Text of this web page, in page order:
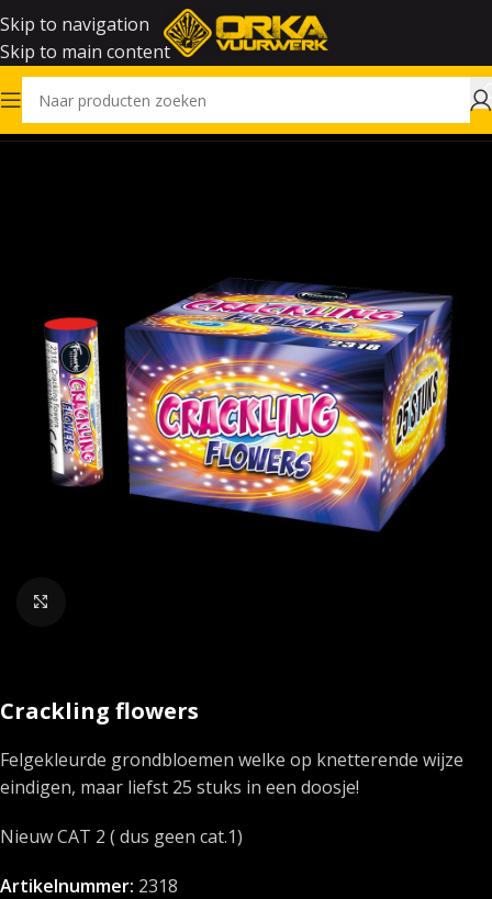
Skip to navigation
Skip to main content
Home Vuurwerk
Crackling flowers
Felgekleurde grondbloemen welke op knetterende wijze
eindigen, maar liefst 25 stuks in een doosje!
Nieuw CAT 2 ( dus geen cat.1)
Artikelnummer: 2318